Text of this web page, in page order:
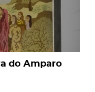
do Amparo